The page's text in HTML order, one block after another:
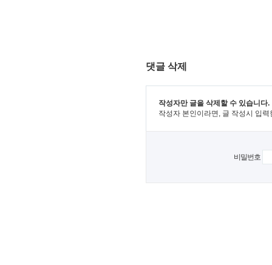
댓글 삭제
작성자만 글을 삭제할 수 있습니다.
작성자 본인이라면, 글 작성시 입
비밀번호